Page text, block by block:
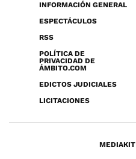
INFORMACIÓN GENERAL
ESPECTÁCULOS
RSS
POLÍTICA DE
PRIVACIDAD DE
ÁMBITO.COM
EDICTOS JUDICIALES
LICITACIONES
MEDIAKIT